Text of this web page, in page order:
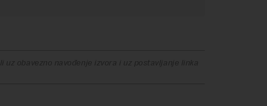
uz obavezno navođenje izvora i uz postavljanje linka